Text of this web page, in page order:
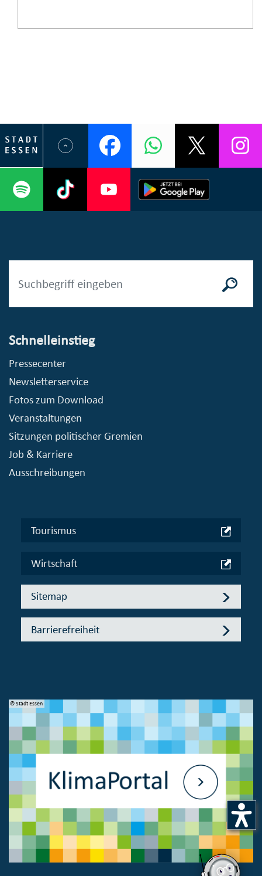
Schnelleinstieg
Pressecenter
Newsletterservice
Fotos zum Download
Veranstaltungen
Sitzungen politischer Gremien
Job & Karriere
Ausschreibungen
Tourismus
Wirtschaft
Sitemap
Barrierefreiheit
© Stadt Essen